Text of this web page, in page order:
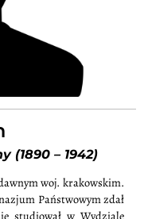
(1890 – 1942)
woj. krakowskim.
Państwowym zdał